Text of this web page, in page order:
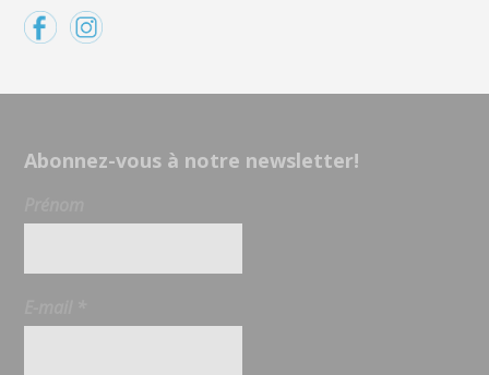
Abonnez-vous à notre newsletter!